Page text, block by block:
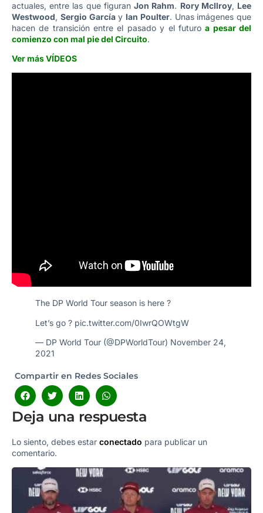
actuales, entre las que figuranJon Rahm. Rory McIlroy, Lee
Westwood, Sergio Garcíay Ian Poulter. Unas imágenes que
hacen de transición entre el pasado y el futuroa pesar del
comienzo con mal pie del Circuito.
Ver más VÍDEOS
The DP World Tour season is here ?
Let’s go ? pic.twitter.com/0IwrQOWtgW
— DP World Tour (@DPWorldTour) November 24,
2021
Compartir en Redes Sociales
Deja una respuesta
Lo siento, debes estar conectado para publicar un
comentario.